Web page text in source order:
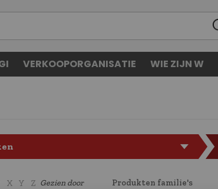
VERKOOPORGANISATIE WIE ZIJN W
X Y Z Gezien door Produkten familie's